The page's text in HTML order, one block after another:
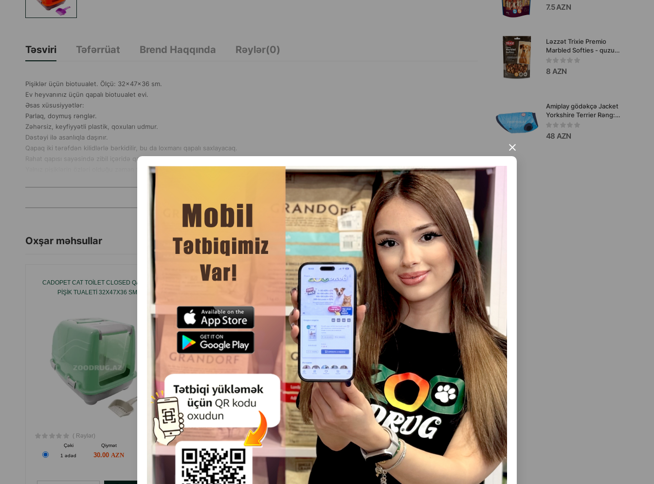
×
Təsviri Təfərrüat Brend Haqqında Rəylər(0)
Pişiklər üçün biotuualet. Ölçü: 32x47x36 sm.
Ev heyvanınız üçün qapalı biotuualet evi.
Əsas xüsusiyyətlər:
Parlaq, doymuş rənglər.
Zəhərsiz, keyfiyyətli plastik, qoxuları udmur.
Dəstəyi ilə asanlıqla daşınır.
Qapaq iki tərəfdən kilidlərlə bərkidilir, bu da loxmanı qapalı saxlayacaq.
Rahat qapısı sayəsində zibil içəridə qalır.
Yalnız pişiklərin özləri olduğu zaman təbii ehtiyaclarını ödəməkdən çəkinən utancaq pişiklər və pişikləri üçün uyğundur.
Oxşar məhsullar Hamısını Gör
CADOPET CAT TOILET CLOSED QAPALI
PIŞIK TUALETI 32X47X36 SM
( Rəylər)
Çəki Qiymət
Almaq
1 ədəd
30.00
SAVIC NESTOR QAPALI PIŞIK TUALETI -
( Rəylər)
Qiymət
Almaq
1 ədəd
54.00
PIŞIK TUALETI ÜÇÜN PLASTIK KÜRƏK
NUNBELL
( Rəylər)
Çəki Qiymət
Almaq
1 ədəd
3.90
7.5 AZN
Ləzzət Trixie Premio
Marbled Softies - quzu
əti və balıq ilə itlər üçün
zərif ətli kubiklər 100 qr
#31604.
8 AZN
Amiplay gödəkçə Jacket
Yorkshire Terrier Rəng:
Mavi. Ölçülər: g 29 sm. b
32-36 sm. d 46-50 sm.
Məhsul kodu: 254886.
48 AZN